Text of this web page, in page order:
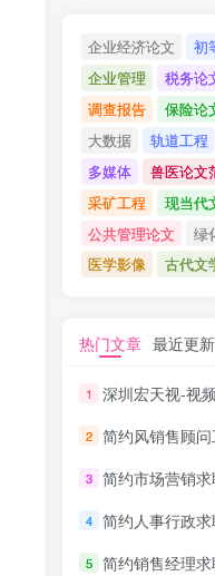
企业经济论文 初
企业管理
税务论
调查报告
保险论
大数据
轨道工程
多媒体
兽医论文
采矿工程
现当代
公共管理论文
绿
医学影像
古代文
热门文章 最近更新
1 深圳宏天视-视
2 简约风销售顾
3 简约市场营销
4 简约人事行政
5 简约销售经理